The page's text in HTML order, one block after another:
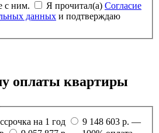
с ним.
Я прочитал(а) Согласие
данных
оплаты квартиры
на 1 год
9 148 603 р. —